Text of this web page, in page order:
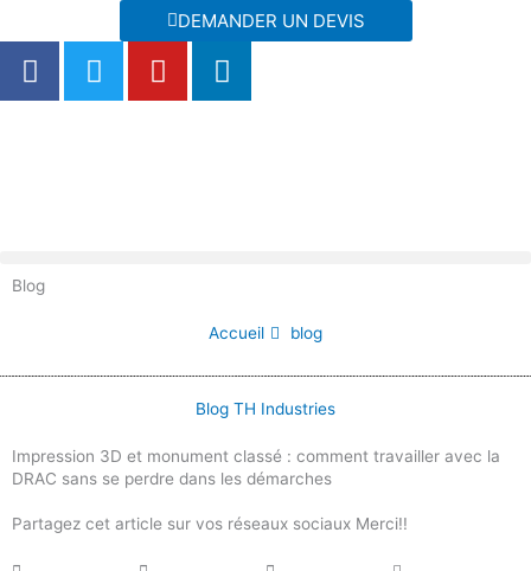
au
contenu
DEMANDER UN DEVIS
F
a
T
w
Y
o
L
i
Blog
Accueil blog
Blog TH Industries
Impression 3D et monument classé : comment travailler avec la
DRAC sans se perdre dans les démarches
Partagez cet article sur vos réseaux sociaux Merci!!